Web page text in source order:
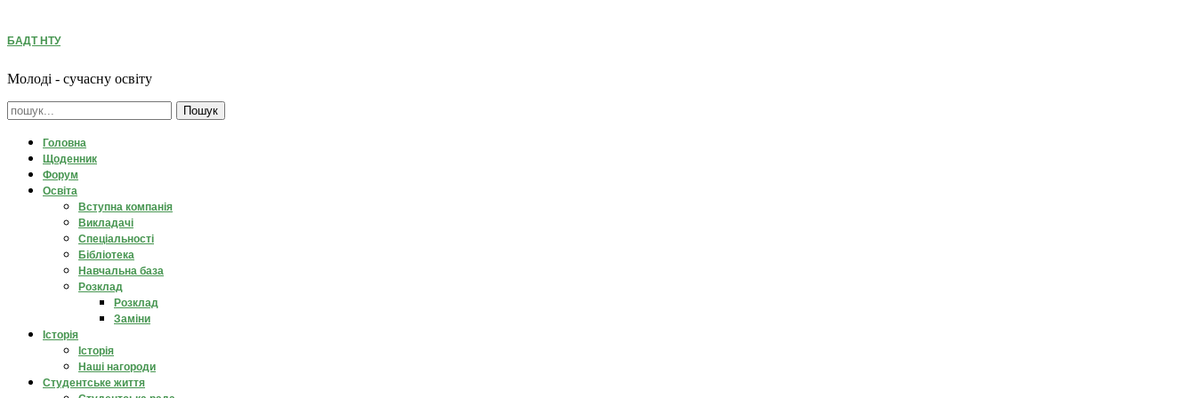
БАДТ НТУ
Молоді - сучасну освіту
Головна
Щоденник
Форум
Освіта
Вступна компанія
Викладачі
Спеціальності
Бібліотека
Навчальна база
Розклад
Розклад
Заміни
Історія
Історія
Наші нагороди
Студентське життя